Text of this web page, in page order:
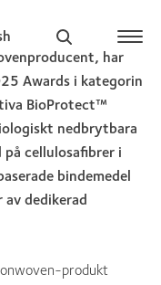
har
Awards i kategorin
BioProtect™
nedbrytbara
på cellulosafibrer i
bindemedel
av dedikerad
produkt